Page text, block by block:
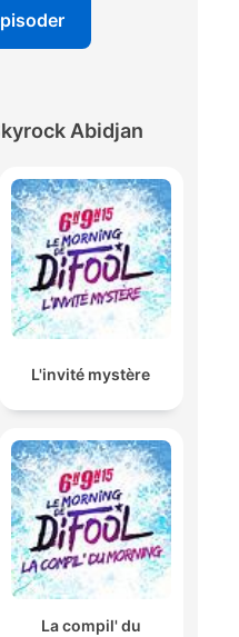
Abidjan
L'invité mystère
La compil' du